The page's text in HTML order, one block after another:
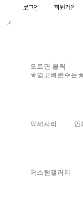
로그인 회원가입
기
모르면 클릭
★쉽고빠른주문
악세사리 인
커스텀갤러리